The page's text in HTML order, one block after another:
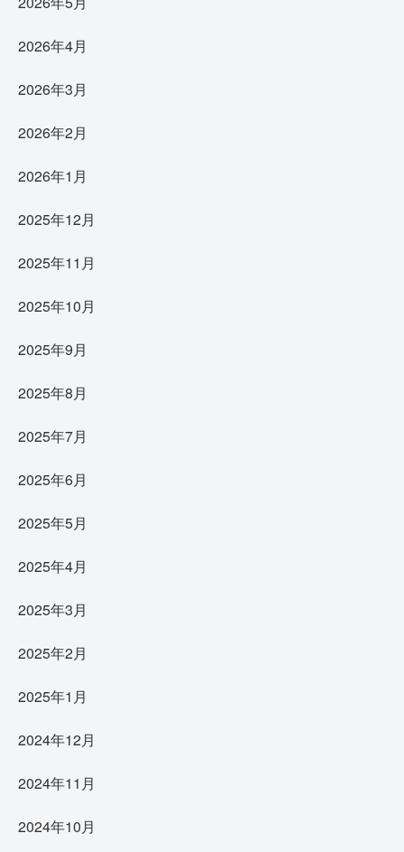
2026年4月
2026年3月
2026年2月
2026年1月
2025年12月
2025年11月
2025年10月
2025年9月
2025年8月
2025年7月
2025年6月
2025年5月
2025年4月
2025年3月
2025年2月
2025年1月
2024年12月
2024年11月
2024年10月